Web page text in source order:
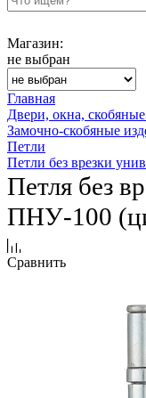
Магазин:
не выбран
Главная
Двери, окна,
Замочно-скобяные
Петли
Петли без врезки
Петля без
ПНУ-100
Сравнить